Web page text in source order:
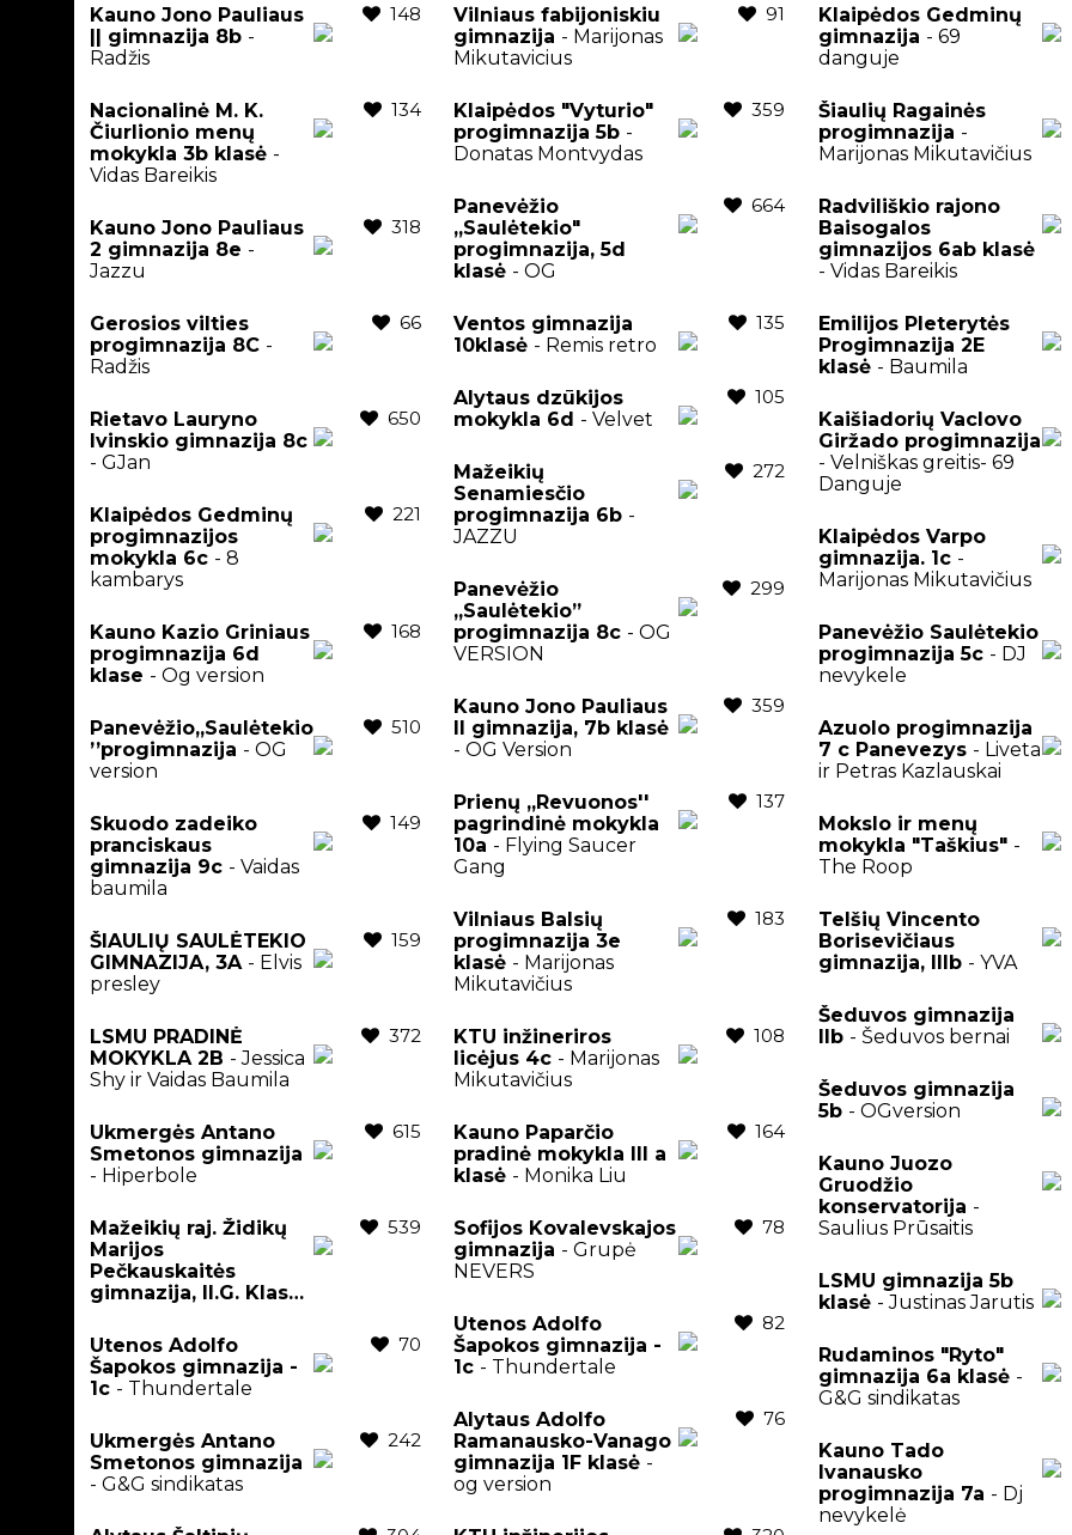
Kauno Jono Pauliaus
|| gimnazija 8b -
Radžis
148
Vilniaus fabijoniskiu
gimnazija - Marijonas
Mikutavicius
91
Klaipėdos Gedminų
gimnazija - 69
danguje
Nacionalinė M. K.
Čiurlionio menų
mokykla 3b klasė -
Vidas Bareikis
134
Klaipėdos "Vyturio"
progimnazija 5b -
Donatas Montvydas
359
Šiaulių Ragainės
progimnazija -
Marijonas Mikutavičius
Panevėžio
,,Saulėtekio"
progimnazija, 5d
klasė - OG
664
Radviliškio rajono
Baisogalos
gimnazijos 6ab klasė
- Vidas Bareikis
Kauno Jono Pauliaus
2 gimnazija 8e -
Jazzu
318
Gerosios vilties
progimnazija 8C -
Radžis
66
Ventos gimnazija
10klasė - Remis retro
135
Emilijos Pleterytės
Progimnazija 2E
klasė - Baumila
Alytaus dzūkijos
mokykla 6d - Velvet
105
Rietavo Lauryno
Ivinskio gimnazija 8c
- GJan
650
Kaišiadorių Vaclovo
Giržado progimnazija
- Velniškas greitis- 69
Danguje
Mažeikių
Senamiesčio
progimnazija 6b -
JAZZU
272
Klaipėdos Gedminų
progimnazijos
mokykla 6c - 8
kambarys
221
Klaipėdos Varpo
gimnazija. 1c -
Marijonas Mikutavičius
Panevėžio
,,Saulėtekio”
progimnazija 8c - OG
VERSION
299
Kauno Kazio Griniaus
progimnazija 6d
klase - Og version
168
Panevėžio Saulėtekio
progimnazija 5c - DJ
nevykele
Kauno Jono Pauliaus
II gimnazija, 7b klasė
- OG Version
359
Panevėžio,,Saulėtekio
’’progimnazija - OG
version
510
Azuolo progimnazija
7 c Panevezys - Liveta
ir Petras Kazlauskai
Prienų ,,Revuonos''
pagrindinė mokykla
10a - Flying Saucer
Gang
137
Skuodo zadeiko
pranciskaus
gimnazija 9c - Vaidas
baumila
149
Mokslo ir menų
mokykla "Taškius" -
The Roop
Vilniaus Balsių
progimnazija 3e
klasė - Marijonas
Mikutavičius
183
Telšių Vincento
Borisevičiaus
gimnazija, IIIb - YVA
ŠIAULIŲ SAULĖTEKIO
GIMNAZIJA, 3A - Elvis
presley
159
Šeduvos gimnazija
IIb - Šeduvos bernai
LSMU PRADINĖ
MOKYKLA 2B - Jessica
Shy ir Vaidas Baumila
372
KTU inžineriros
licėjus 4c - Marijonas
Mikutavičius
108
Šeduvos gimnazija
5b - OGversion
Ukmergės Antano
Smetonos gimnazija
- Hiperbole
615
Kauno Paparčio
pradinė mokykla III a
klasė - Monika Liu
164
Kauno Juozo
Gruodžio
konservatorija -
Saulius Prūsaitis
Mažeikių raj. Židikų
Marijos
Pečkauskaitės
gimnazija, II.G. Klasė
539
Sofijos Kovalevskajos
gimnazija - Grupė
NEVERS
78
LSMU gimnazija 5b
klasė - Justinas Jarutis
Utenos Adolfo
Šapokos gimnazija -
1c - Thundertale
82
Utenos Adolfo
Šapokos gimnazija -
1c - Thundertale
70
Rudaminos "Ryto"
gimnazija 6a klasė -
G&G sindikatas
Alytaus Adolfo
Ramanausko-Vanago
gimnazija 1F klasė -
og version
76
Ukmergės Antano
Smetonos gimnazija
- G&G sindikatas
242
Kauno Tado
Ivanausko
progimnazija 7a - Dj
nevykelė